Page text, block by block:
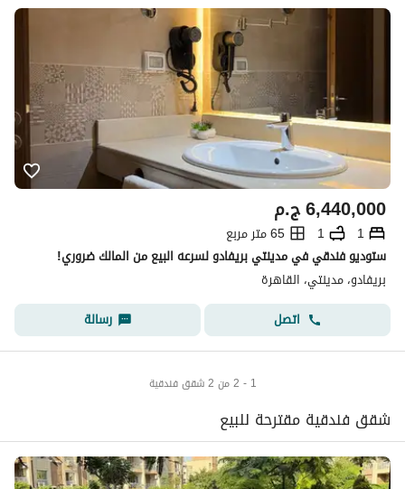
والخدمات الواسعة المتاحة في مدينتي.
تفاصيل العقار
عن المشروع
ج.م6,440,000
1
1
65 متر مربع
ستوديو فندقي في مدينتي بريفادو لسرعه البيع من المالك ضروري!
بريفادو، مدينتي، القاهرة
اتصل
رسالة
1 - 2 من 2 شقق فندقية
شقق فندقية مقترحة للبيع